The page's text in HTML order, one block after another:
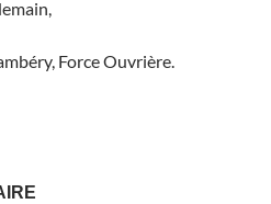
Force Ouvrière.